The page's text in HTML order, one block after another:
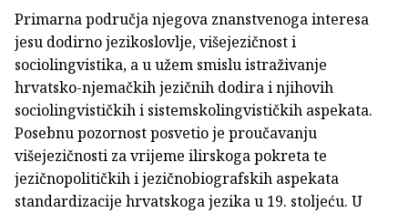
Primarna područja njegova znanstvenoga interesa
jesu dodirno jezikoslovlje, višejezičnost i
sociolingvistika, a u užem smislu istraživanje
hrvatsko-njemačkih jezičnih dodira i njihovih
sociolingvističkih i sistemskolingvističkih aspekata.
Posebnu pozornost posvetio je proučavanju
višejezičnosti za vrijeme ilirskoga pokreta te
jezičnopolitičkih i jezičnobiografskih aspekata
standardizacije hrvatskoga jezika u 19. stoljeću. U